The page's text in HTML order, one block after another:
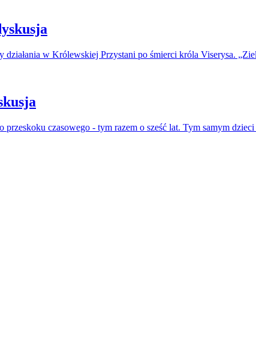
działania w Królewskiej Przystani po śmierci króla Viserysa.
czasowego - tym razem o sześć lat. Tym samym